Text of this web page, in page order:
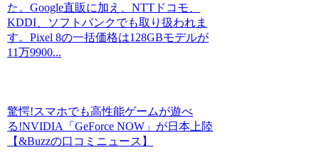
た。Google直販に加え、NTTドコモ、
KDDI、ソフトバンクでも取り扱われま
す。Pixel 8の一括価格は128GBモデルが
11万9900...
驚愕!スマホでも高性能ゲームが遊べ
る!NVIDIA「GeForce NOW」が日本上陸
【&Buzzの口コミニュース】